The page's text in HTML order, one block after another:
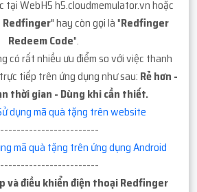
tại WebH5 h5.cloudmemulator.vn hoặc
Redfinger" hay còn gọi là "Redfinger
Redeem Code".
có rất nhiều ưu điểm so với việc thanh
tiếp trên ứng dụng như sau: Rẻ hơn -
thời gian - Dùng khi cần thiết.
dụng mã quà tặng trên website
mã quà tặng trên ứng dụng Android
và điều khiển điện thoại Redfinger